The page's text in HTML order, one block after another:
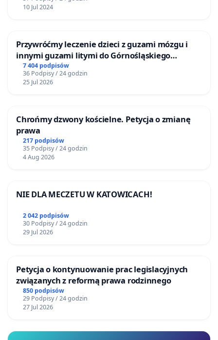
10 Jul 2024
Przywróćmy leczenie dzieci z guzami mózgu i
innymi guzami litymi do Górnośląskiego
Centrum Zdrowia Dziecka w Katowicach
7 404 podpisów
36 Podpisy / 24 godzin
25 Jul 2026
Chrońmy dzwony kościelne. Petycja o zmianę
prawa
217 podpisów
35 Podpisy / 24 godzin
4 Aug 2026
NIE DLA MECZETU W KATOWICACH!
2 042 podpisów
30 Podpisy / 24 godzin
29 Jul 2026
Petycja o kontynuowanie prac legislacyjnych
związanych z reformą prawa rodzinnego
850 podpisów
29 Podpisy / 24 godzin
27 Jul 2026